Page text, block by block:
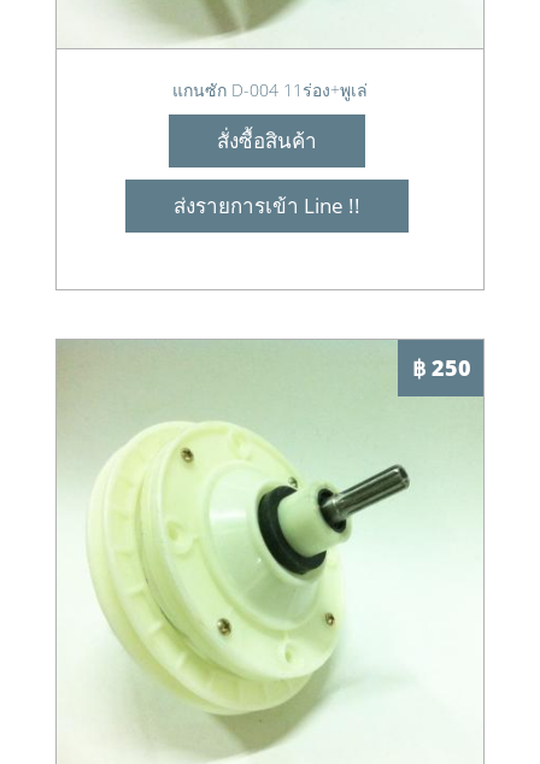
แกนซัก D-004 11ร่อง+พูเล่
สั่งซื้อสินค้า
ส่งรายการเข้า Line !!
฿ 250